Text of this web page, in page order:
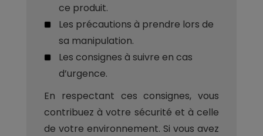
ce produit.
Les précautions à prendre lors de
sa manipulation.
Les consignes à suivre en cas
d’urgence.
En respectant ces consignes, vous
contribuez à votre sécurité et à celle
de votre environnement. Si vous avez